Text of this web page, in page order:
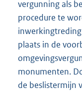
vergunning als
procedure te
plaats in de
monumenten.
de beslistermijn